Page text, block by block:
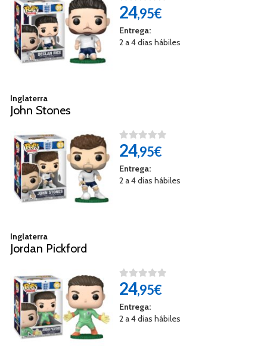
24,95€
Entrega:
2 a 4 días hábiles
Inglaterra
John Stones
24,95€
Entrega:
2 a 4 días hábiles
Inglaterra
Jordan Pickford
24,95€
Entrega:
2 a 4 días hábiles